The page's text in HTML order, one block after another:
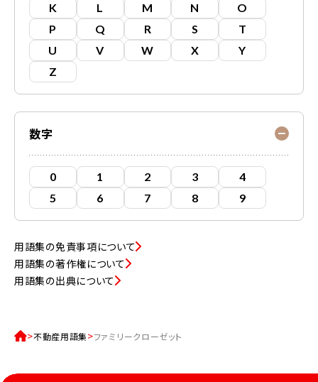
K
L M N
O
P
Q R S
T
U
V W X
Y
Z
数字
0 1 2 3
4
5
6 7 8 9
用語集の免責事項について
用語集の著作権について
用語集の出典について
不動産用語集 ファミリークローゼット